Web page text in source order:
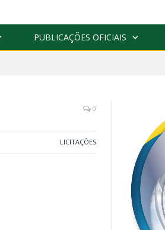
PUBLICAÇÕES OFICIAIS
0
LICITAÇÕES